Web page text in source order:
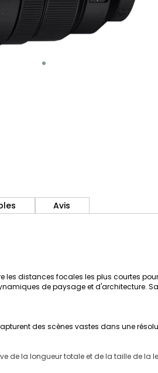
Avis
distances focales les plus courtes
de paysage et d'architecture.
des scènes vastes dans une
de la longueur totale et de la taille de